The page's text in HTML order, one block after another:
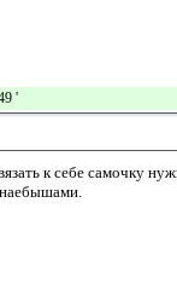
'
к себе самочку